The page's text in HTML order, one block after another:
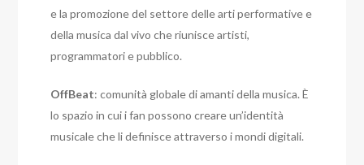
e la promozione del settore delle arti performative e
della musica dal vivo che riunisce artisti,
programmatori e pubblico.
OffBeat: comunità globale di amanti della musica. È
lo spazio in cui i fan possono creare un’identità
musicale che li definisce attraverso i mondi digitali.